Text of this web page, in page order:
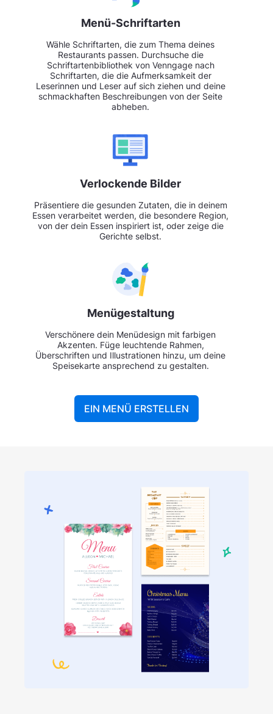
Menü-Schriftarten
Wähle Schriftarten, die zum Thema deines
Restaurants passen. Durchsuche die
Schriftartenbibliothek von Venngage nach
Schriftarten, die die Aufmerksamkeit der
Leserinnen und Leser auf sich ziehen und deine
schmackhaften Beschreibungen von der Seite
abheben.
Verlockende Bilder
Präsentiere die gesunden Zutaten, die in deinem
Essen verarbeitet werden, die besondere Region,
von der dein Essen inspiriert ist, oder zeige die
Gerichte selbst.
Menügestaltung
Verschönere dein Menüdesign mit farbigen
Akzenten. Füge leuchtende Rahmen,
Überschriften und Illustrationen hinzu, um deine
Speisekarte ansprechend zu gestalten.
EIN MENÜ ERSTELLEN